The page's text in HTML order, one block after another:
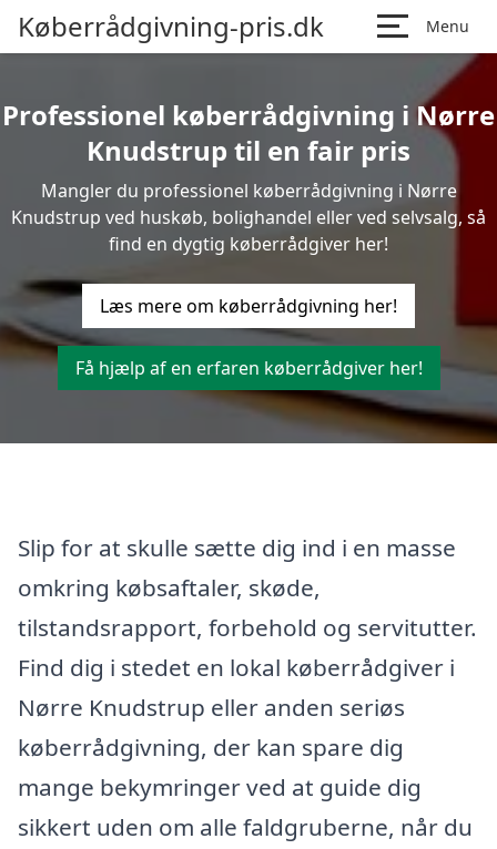
Køberrådgivning-pris.dk Menu
Professionel køberrådgivning i Nørre
Knudstrup til en fair pris
Mangler du professionel køberrådgivning i Nørre
Knudstrup ved huskøb, bolighandel eller ved selvsalg, så
find en dygtig køberrådgiver her!
Læs mere om køberrådgivning her!
Få hjælp af en erfaren køberrådgiver her!
Slip for at skulle sætte dig ind i en masse
omkring købsaftaler, skøde,
tilstandsrapport, forbehold og servitutter.
Find dig i stedet en lokal køberrådgiver i
Nørre Knudstrup eller anden seriøs
køberrådgivning, der kan spare dig
mange bekymringer ved at guide dig
sikkert uden om alle faldgruberne, når du